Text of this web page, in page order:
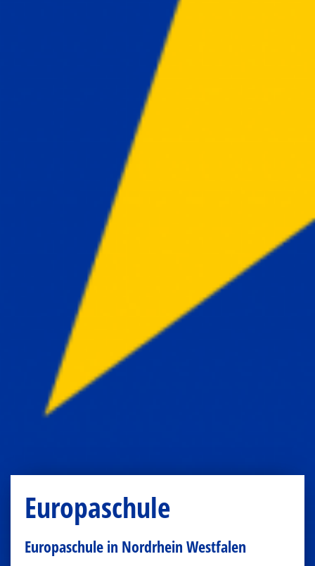
Europaschule
Europaschule in Nordrhein Westfalen